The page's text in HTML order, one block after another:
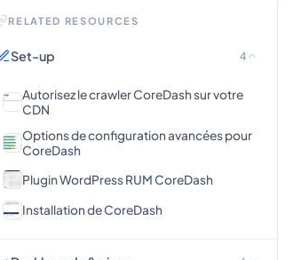
RELATED RESOURCES
Set-up 4
Autorisez le crawler CoreDash sur votre
CDN
Options de configuration avancées pour
CoreDash
Plugin WordPress RUM CoreDash
Installation de CoreDash